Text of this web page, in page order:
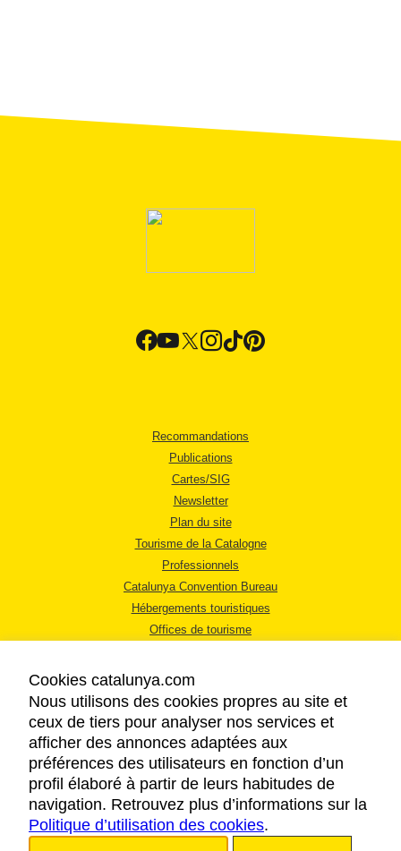
Recommandations
Publications
Cartes/SIG
Newsletter
Plan du site
Tourisme de la Catalogne
Professionnels
Catalunya Convention Bureau
Hébergements touristiques
Offices de tourisme
MENTIONS LÉGALES
RÈGLES DE CONFIDENTIALITÉ
COOKIES
ACCESSIBILITÉ
Cookies catalunya.com
Nous utilisons des cookies propres au site et
ceux de tiers pour analyser nos services et
afficher des annonces adaptées aux
préférences des utilisateurs en fonction d’un
profil élaboré à partir de leurs habitudes de
navigation. Retrouvez plus d’informations sur la
Politique d’utilisation des cookies.